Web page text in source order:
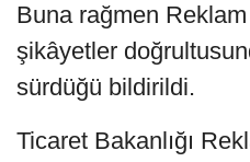
Buna rağmen
şikâyetler
sürdüğü bildirildi.
Ticaret Bakanlığı